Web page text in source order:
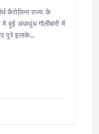
राज्य के
हुई अंधाधुंध गोलीबारी में
पूरे इलाके…